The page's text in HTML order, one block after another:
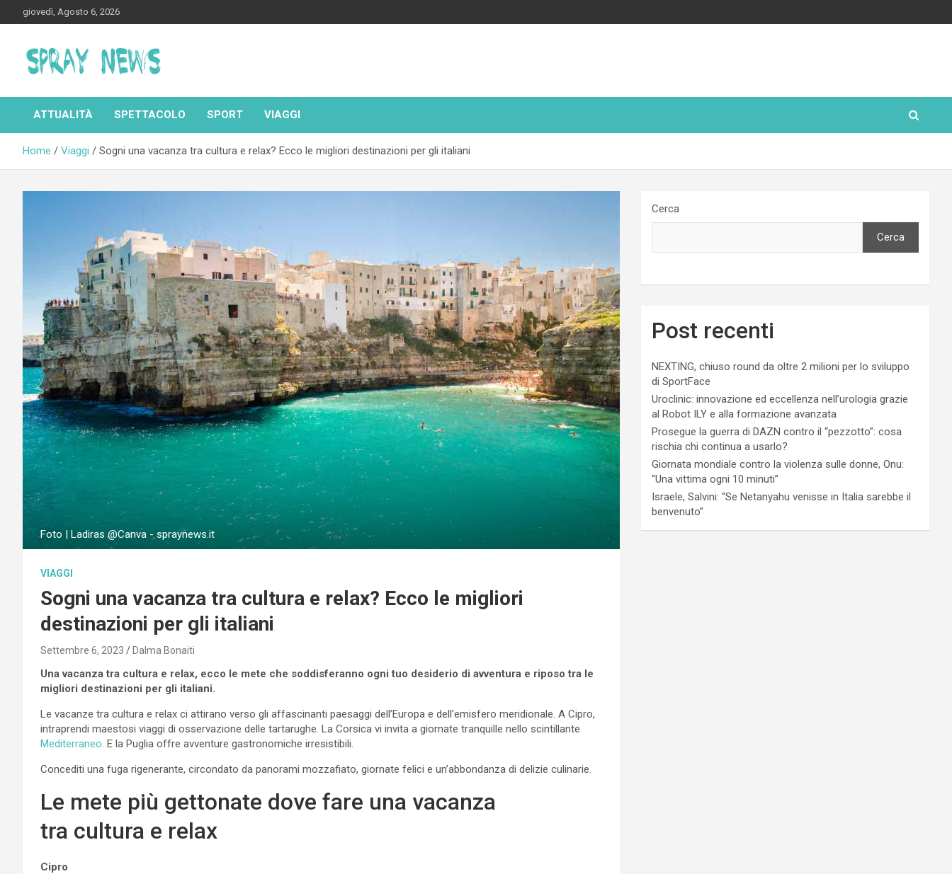
to
giovedì, Agosto 6, 2026
Spraynews.it
ATTUALITÀ SPETTACOLO SPORT VIAGGI
Home Viaggi Sogni una vacanza tra cultura e relax? Ecco le migliori destinazioni per gli italiani
Foto | Ladiras @Canva - spraynews.it
VIAGGI
Sogni una vacanza tra cultura e relax? Ecco le migliori
destinazioni per gli italiani
Settembre 6, 2023 Dalma Bonaiti
Una vacanza tra cultura e relax, ecco le mete che soddisferanno ogni tuo desiderio di avventura e riposo tra le
migliori destinazioni per gli italiani.
Le vacanze tra cultura e relax ci attirano verso gli affascinanti paesaggi dell’Europa e dell’emisfero meridionale. A Cipro,
intraprendi maestosi viaggi di osservazione delle tartarughe. La Corsica vi invita a giornate tranquille nello scintillante
Mediterraneo . E la Puglia offre avventure gastronomiche irresistibili.
Concediti una fuga rigenerante, circondato da panorami mozzafiato, giornate felici e un’abbondanza di delizie culinarie.
Le mete più gettonate dove fare una vacanza
tra cultura e relax
Cipro
Cerca
Cerca
Post recenti
NEXTING, chiuso round da oltre 2 milioni per lo sviluppo
di SportFace
Uroclinic: innovazione ed eccellenza nell’urologia grazie
al Robot ILY e alla formazione avanzata
Prosegue la guerra di DAZN contro il “pezzotto”: cosa
rischia chi continua a usarlo?
Giornata mondiale contro la violenza sulle donne, Onu:
“Una vittima ogni 10 minuti”
Israele, Salvini: “Se Netanyahu venisse in Italia sarebbe il
benvenuto”